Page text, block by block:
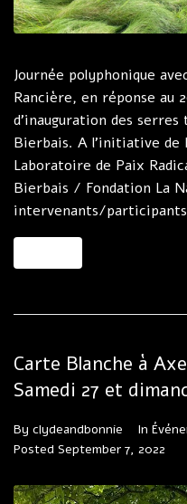
Journée polyphonique
Rancière, en réponse au
d’inauguration des
Bierbais. A l’initiative de
Laboratoire de Paix
Bierbais / Fondation La
intervenants/
Carte Blanche à
Samedi 27 et
By clydeandbonnie In
Posted September 7, 2022